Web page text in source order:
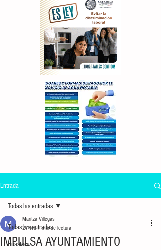
Entrada
Todas las entradas
Huasteca
Todas las entradas
IMPULSA AYUNTAMIENTO
Maritza Villegas
27 feb1 min de lectura